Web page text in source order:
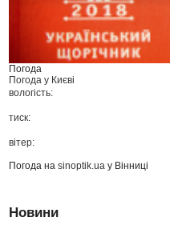
Погода
Погода у Києві
вологість:
тиск:
вітер:
Погода наsinoptik.ua у Вінниці
Новини